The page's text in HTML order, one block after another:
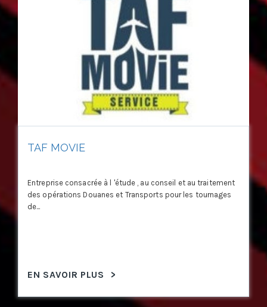
TAF MOVIE
Entreprise consacrée à l 'étude , au conseil et au traitement
des opérations Douanes et Transports pour les tournages
de...
EN SAVOIR PLUS >